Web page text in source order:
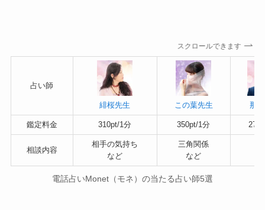
スクロールできます
占い師
緋桜先生 この葉先生 那
鑑定料金 310pt/1分 350pt/1分
相談内容
相手の気持ち
など
三角関係
など
電話占いMonet（モネ）の当たる占い師5選